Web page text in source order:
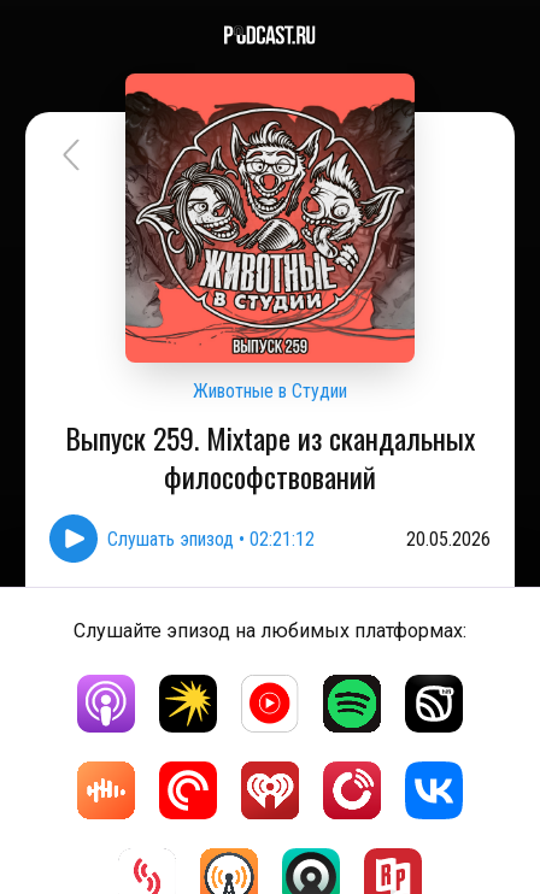
Животные в Студии
Выпуск 259. Mixtape из скандальных
философствований
Слушать эпизод • 02:21:12 20.05.2026
Слушайте эпизод на любимых платформах: